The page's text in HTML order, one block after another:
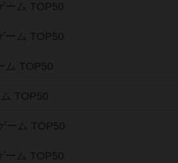
ーム TOP50
ーム TOP50
ム TOP50
TOP50
ーム TOP50
ーム TOP50